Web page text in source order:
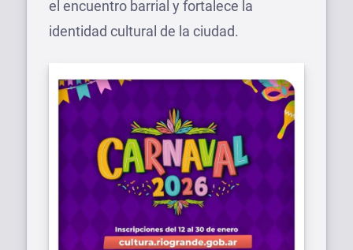
el encuentro barrial y fortalece la
identidad cultural de la ciudad.